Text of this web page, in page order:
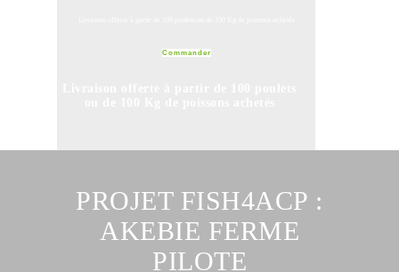
Commander
PROJET FISH4ACP :
AKEBIE FERME
PILOTE